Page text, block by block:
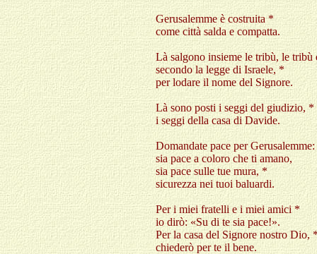
Gerusalemme è costruita *
come città salda e compatta.
Là salgono insieme le tribù, le tribù
secondo la legge di Israele, *
per lodare il nome del Signore.
Là sono posti i seggi del giudizio, *
i seggi della casa di Davide.
Domandate pace per
sia pace a coloro che ti amano,
sia pace sulle tue mura, *
sicurezza nei tuoi baluardi.
Per i miei fratelli e i miei amici *
io dirò: «Su di te sia pace!».
Per la casa del Signore nostro Dio,
chiederò per te il bene.